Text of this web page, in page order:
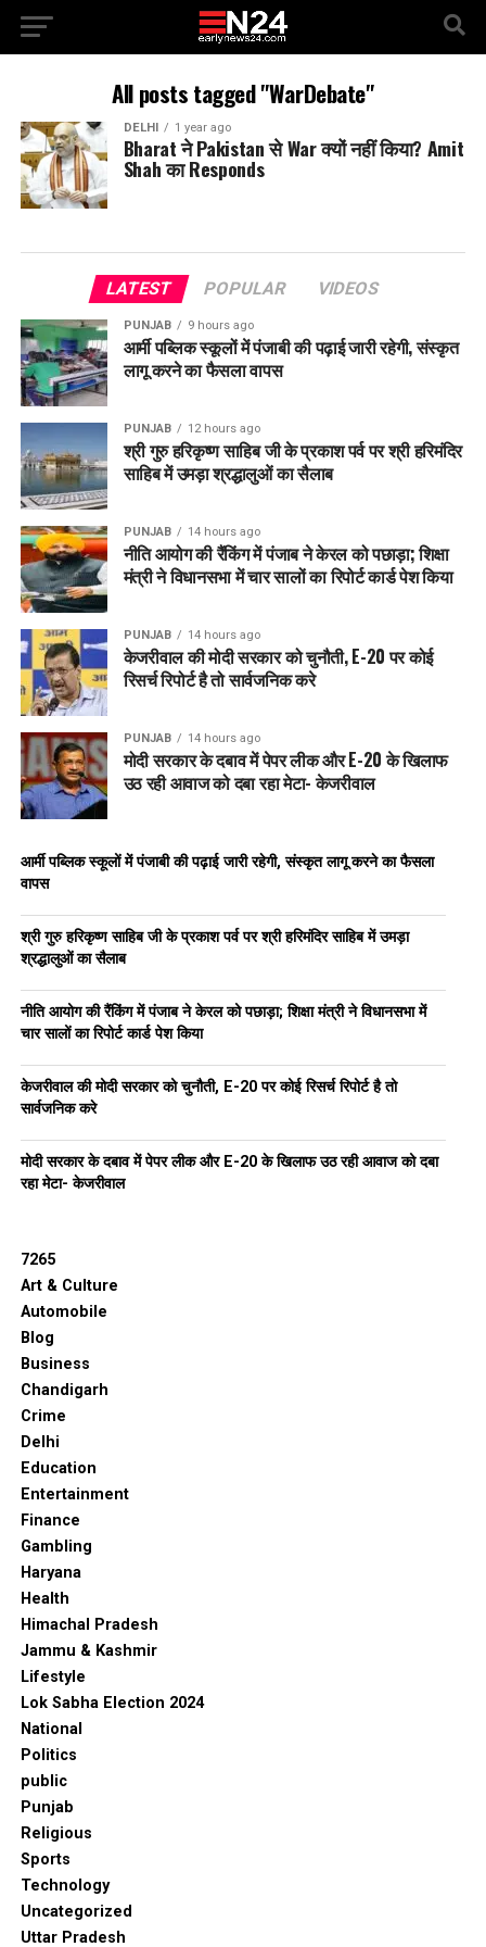
All posts tagged "WarDebate"
DELHI 1 year ago
Bharat ने Pakistan से War क्यों नहीं किया? Amit
Shah का Responds
LATEST POPULAR VIDEOS
PUNJAB 9 hours ago
आर्मी पब्लिक स्कूलों में पंजाबी की पढ़ाई जारी रहेगी, संस्कृत
लागू करने का फैसला वापस
PUNJAB 12 hours ago
श्री गुरु हरिकृष्ण साहिब जी के प्रकाश पर्व पर श्री हरिमंदिर
साहिब में उमड़ा श्रद्धालुओं का सैलाब
PUNJAB 14 hours ago
नीति आयोग की रैंकिंग में पंजाब ने केरल को पछाड़ा; शिक्षा
मंत्री ने विधानसभा में चार सालों का रिपोर्ट कार्ड पेश किया
PUNJAB 14 hours ago
केजरीवाल की मोदी सरकार को चुनौती, E-20 पर कोई
रिसर्च रिपोर्ट है तो सार्वजनिक करे
PUNJAB 14 hours ago
मोदी सरकार के दबाव में पेपर लीक और E-20 के खिलाफ
उठ रही आवाज को दबा रहा मेटा- केजरीवाल
आर्मी पब्लिक स्कूलों में पंजाबी की पढ़ाई जारी रहेगी, संस्कृत लागू करने का फैसला
वापस
श्री गुरु हरिकृष्ण साहिब जी के प्रकाश पर्व पर श्री हरिमंदिर साहिब में उमड़ा
श्रद्धालुओं का सैलाब
नीति आयोग की रैंकिंग में पंजाब ने केरल को पछाड़ा; शिक्षा मंत्री ने विधानसभा में
चार सालों का रिपोर्ट कार्ड पेश किया
केजरीवाल की मोदी सरकार को चुनौती, E-20 पर कोई रिसर्च रिपोर्ट है तो
सार्वजनिक करे
मोदी सरकार के दबाव में पेपर लीक और E-20 के खिलाफ उठ रही आवाज को दबा
रहा मेटा- केजरीवाल
7265
Art & Culture
Automobile
Blog
Business
Chandigarh
Crime
Delhi
Education
Entertainment
Finance
Gambling
Haryana
Health
Himachal Pradesh
Jammu & Kashmir
Lifestyle
Lok Sabha Election 2024
National
Politics
public
Punjab
Religious
Sports
Technology
Uncategorized
Uttar Pradesh